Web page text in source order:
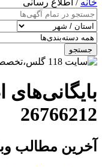
خانه / اطلاع رسانی
جستجو
26766212
آخرین مطالب